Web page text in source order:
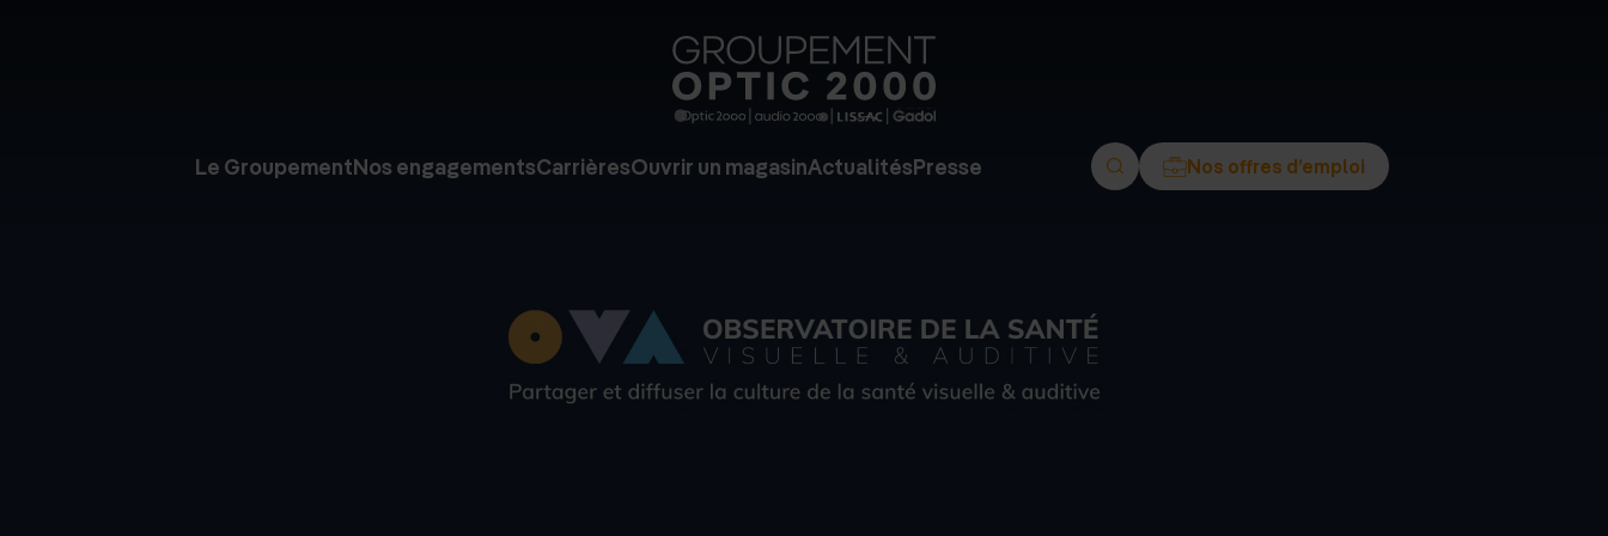
Groupement
Optic
-
-
Lissac
-
Le GroupementNos engagementsCarrièresOuvrir un magasinActualitésPresse Nos offres d’emploi